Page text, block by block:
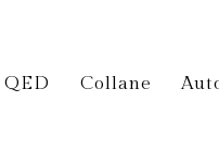
QED Collane